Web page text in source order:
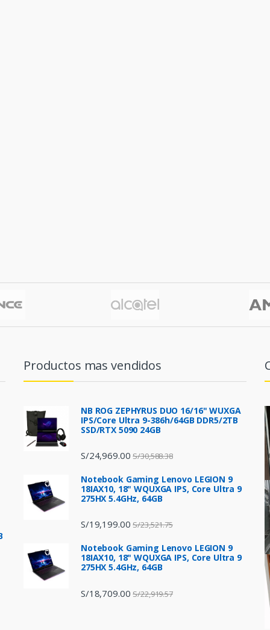
Productos mas vendidos
NB ROG ZEPHYRUS DUO 16/16" WUXGA
IPS/Core Ultra 9-386h/64GB DDR5/2TB
SSD/RTX 5090 24GB
S/24,969.00 S/30,588.38
Notebook Gaming Lenovo LEGION 9
18IAX10, 18" WQUXGA IPS, Core Ultra 9
275HX 5.4GHz, 64GB
S/19,199.00 S/23,521.75
Notebook Gaming Lenovo LEGION 9
18IAX10, 18" WQUXGA IPS, Core Ultra 9
275HX 5.4GHz, 64GB
S/18,709.00 S/22,919.57